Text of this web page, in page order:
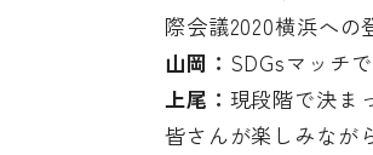
際会議2020横浜への
山岡： SDGsマッチ
上尾： 現段階で決ま
皆さんが楽しみなが